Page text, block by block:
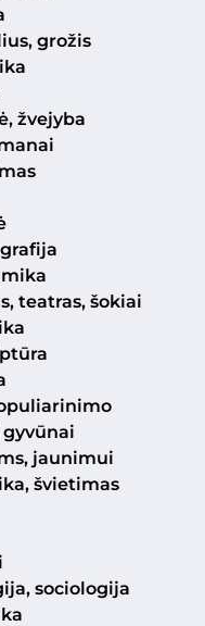
grožis
žvejyba
teatras, šokiai
jaunimui
švietimas
sociologija